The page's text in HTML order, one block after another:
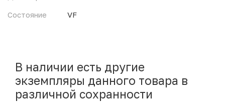
Состояние
VF
В наличии есть другие
экземпляры данного товара в
различной сохранности